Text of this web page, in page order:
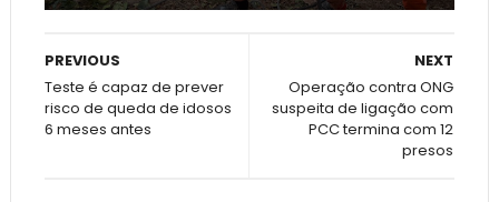
NEXT
Operação contra ONG
suspeita de ligação com
PCC termina com 12
presos
PREVIOUS
Teste é capaz de prever
risco de queda de idosos
6 meses antes